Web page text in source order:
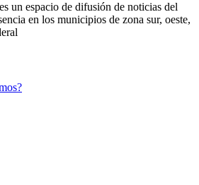
un espacio de difusión de noticias del
en los municipios de zona sur, oeste,